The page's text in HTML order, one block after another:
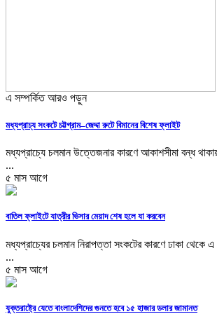
এ সম্পর্কিত আরও পড়ুন
মধ্যপ্রাচ্য সংকটে চট্টগ্রাম–জেদ্দা রুটে বিমানের বিশেষ ফ্লাইট
মধ্যপ্রাচ্যে চলমান উত্তেজনার কারণে আকাশসীমা বন্ধ
...
৫ মাস আগে
বাতিল ফ্লাইটে যাত্রীর ভিসার মেয়াদ শেষ হলে যা করবেন
মধ্যপ্রাচ্যের চলমান নিরাপত্তা সংকটের কারণে ঢাকা থেকে
...
৫ মাস আগে
যুক্তরাষ্ট্রে যেতে বাংলাদেশিদের গুনতে হবে ১৫ হাজার ডলার জামানত